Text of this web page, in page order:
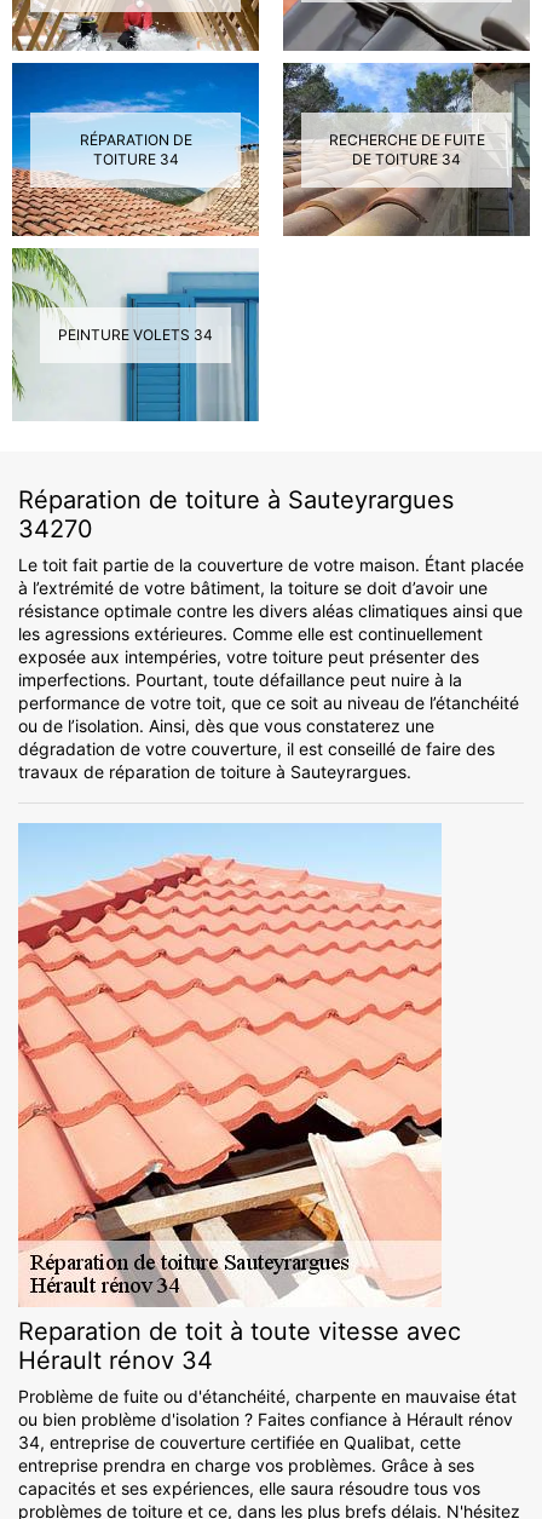
RÉPARATION DE
TOITURE 34
RECHERCHE DE FUITE
DE TOITURE 34
PEINTURE VOLETS 34
Réparation de toiture à Sauteyrargues
34270
Le toit fait partie de la couverture de votre maison. Étant placée
à l’extrémité de votre bâtiment, la toiture se doit d’avoir une
résistance optimale contre les divers aléas climatiques ainsi que
les agressions extérieures. Comme elle est continuellement
exposée aux intempéries, votre toiture peut présenter des
imperfections. Pourtant, toute défaillance peut nuire à la
performance de votre toit, que ce soit au niveau de l’étanchéité
ou de l’isolation. Ainsi, dès que vous constaterez une
dégradation de votre couverture, il est conseillé de faire des
travaux de réparation de toiture à Sauteyrargues.
Reparation de toit à toute vitesse avec
Hérault rénov 34
Problème de fuite ou d'étanchéité, charpente en mauvaise état
ou bien problème d'isolation ? Faites confiance à Hérault rénov
34, entreprise de couverture certifiée en Qualibat, cette
entreprise prendra en charge vos problèmes. Grâce à ses
capacités et ses expériences, elle saura résoudre tous vos
problèmes de toiture et ce, dans les plus brefs délais. N'hésitez